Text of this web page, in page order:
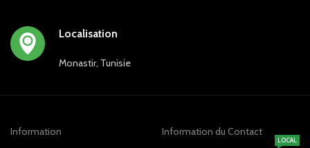
Localisation
Monastir, Tunisie
Information
Information du Contact
LOCAL